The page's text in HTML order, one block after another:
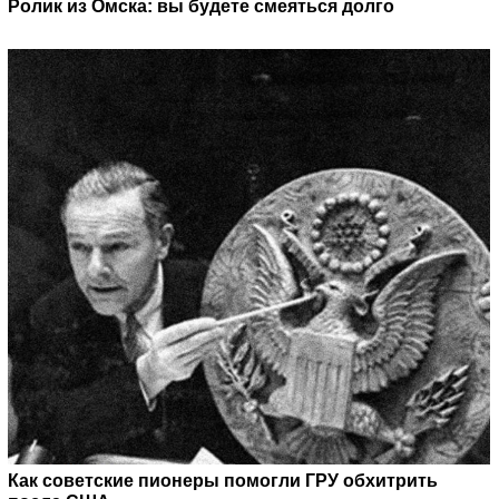
Ролик из Омска: вы будете смеяться долго
Как советские пионеры помогли ГРУ обхитрить